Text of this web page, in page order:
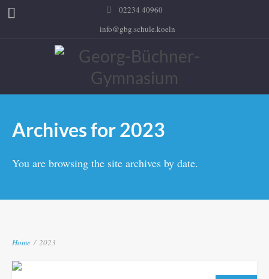
02234 40960
info@gbg.schule.koeln
Archives for 2023
You are browsing the site archives by date.
Home / 2023